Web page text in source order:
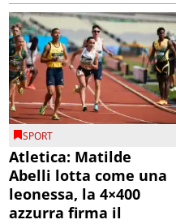
SPORT
Atletica: Matilde
Abelli lotta come una
leonessa, la 4×400
azzurra firma il